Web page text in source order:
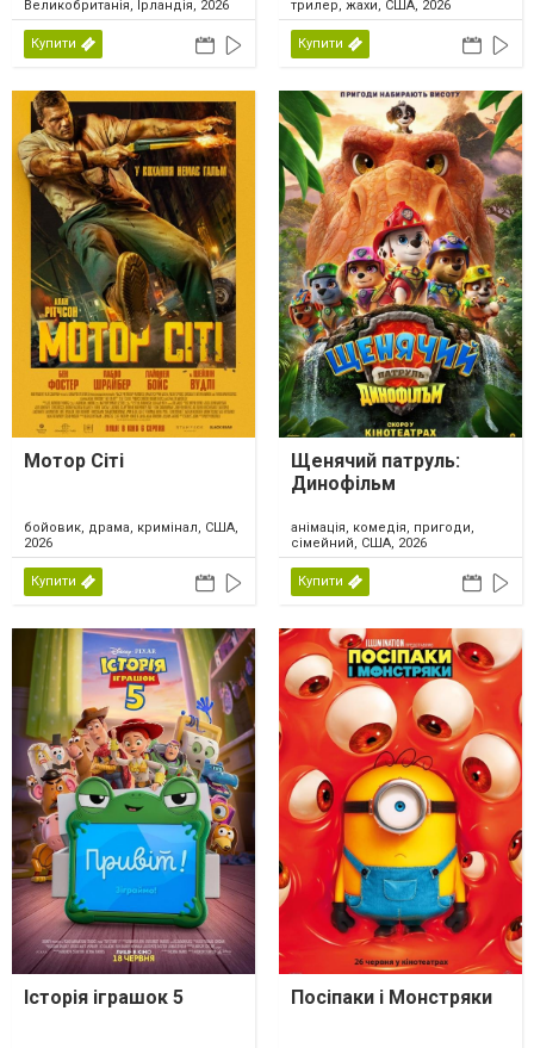
Великобританія, Ірландія, 2026
Купити
трилер, жахи, США, 2026
Купити
Мотор Сіті
бойовик, драма, кримінал, США,
2026
Купити
Щенячий патруль:
Динофільм
анімація, комедія, пригоди,
сімейний, США, 2026
Купити
Історія іграшок 5 Посіпаки і Монстряки